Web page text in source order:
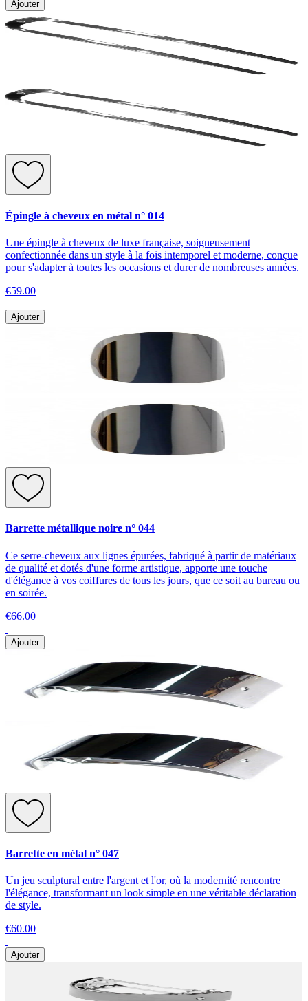
Ajouter
Épingle à cheveux en métal n° 014
Une épingle à cheveux de luxe française, soigneusement
confectionnée dans un style à la fois intemporel et moderne, conçue
pour s'adapter à toutes les occasions et durer de nombreuses années.
€59.00
Ajouter
Barrette métallique noire n° 044
Ce serre-cheveux aux lignes épurées, fabriqué à partir de matériaux
de qualité et dotés d'une forme artistique, apporte une touche
d'élégance à vos coiffures de tous les jours, que ce soit au bureau ou
en soirée.
€66.00
Ajouter
Barrette en métal n° 047
Un jeu sculptural entre l'argent et l'or, où la modernité rencontre
l'élégance, transformant un look simple en une véritable déclaration
de style.
€60.00
Ajouter